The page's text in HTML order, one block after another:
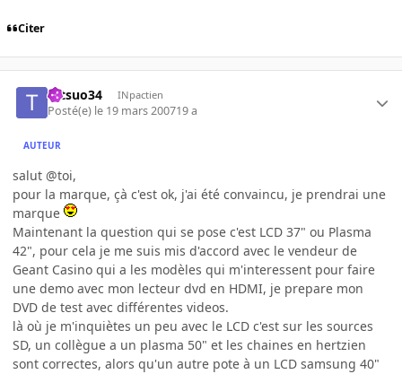
Citer
tetsuo34 INpactien
Posté(e) le 19 mars 200719 a
AUTEUR
salut @toi,
pour la marque, çà c'est ok, j'ai été convaincu, je prendrai une
marque
Maintenant la question qui se pose c'est LCD 37" ou Plasma
42", pour cela je me suis mis d'accord avec le vendeur de
Geant Casino qui a les modèles qui m'interessent pour faire
une demo avec mon lecteur dvd en HDMI, je prepare mon
DVD de test avec différentes videos.
là où je m'inquiètes un peu avec le LCD c'est sur les sources
SD, un collègue a un plasma 50" et les chaines en hertzien
sont correctes, alors qu'un autre pote à un LCD samsung 40"